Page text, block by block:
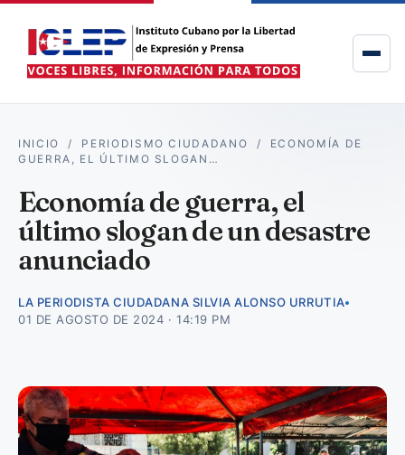
INICIO / PERIODISMO CIUDADANO / ECONOMÍA DE
GUERRA, EL ÚLTIMO SLOGAN…
Economía de guerra, el
último slogan de un desastre
anunciado
LA PERIODISTA CIUDADANA SILVIA ALONSO URRUTIA
01 DE AGOSTO DE 2024 · 14:19 PM